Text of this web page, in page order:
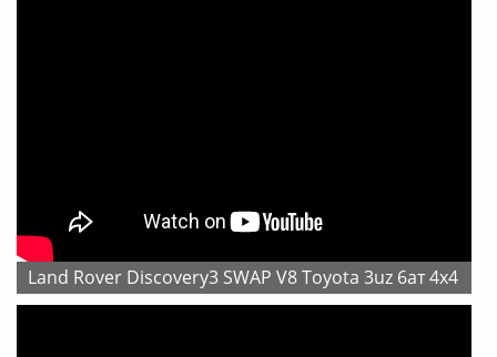
Land Rover Discovery3 SWAP V8 Toyota 3uz 6ат 4х4